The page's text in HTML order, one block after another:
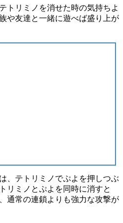
トリミノを消せた時の気持ちよ
や友達と一緒に遊べば盛り上が
、テトリミノでぷよを押しつぶ
リミノとぷよを同時に消すと
通常の連鎖よりも強力な攻撃が